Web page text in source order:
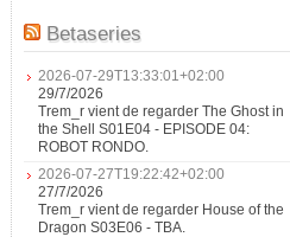
Betaseries
2026-07-29T13:33:01+02:00
29/7/2026
Trem_r vient de regarder The Ghost in
the Shell S01E04 - EPISODE 04:
ROBOT RONDO.
2026-07-27T19:22:42+02:00
27/7/2026
Trem_r vient de regarder House of the
Dragon S03E06 - TBA.